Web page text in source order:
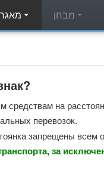
средствам на
перевозок.
запрещены
за